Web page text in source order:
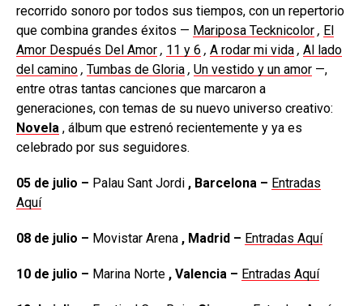
recorrido sonoro por todos sus tiempos, con un repertorio
que combina grandes éxitos — Mariposa Tecknicolor , El
Amor Después Del Amor , 11 y 6 , A rodar mi vida , Al lado
del camino , Tumbas de Gloria , Un vestido y un amor —,
entre otras tantas canciones que marcaron a
generaciones, con temas de su nuevo universo creativo:
Novela , álbum que estrenó recientemente y ya es
celebrado por sus seguidores.
05 de julio – Palau Sant Jordi , Barcelona – Entradas
Aquí
08 de julio – Movistar Arena , Madrid – Entradas Aquí
10 de julio – Marina Norte , Valencia – Entradas Aquí